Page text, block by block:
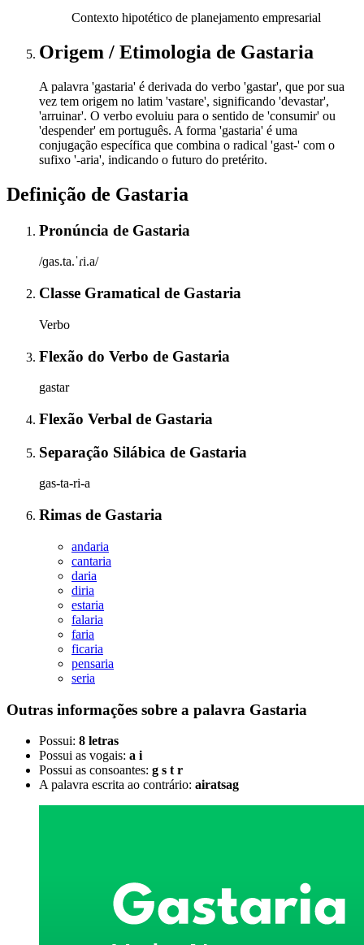
Contexto hipotético de planejamento empresarial
Origem / Etimologia de Gastaria
A palavra 'gastaria' é derivada do verbo 'gastar', que por sua
vez tem origem no latim 'vastare', significando 'devastar',
'arruinar'. O verbo evoluiu para o sentido de 'consumir' ou
'despender' em português. A forma 'gastaria' é uma
conjugação específica que combina o radical 'gast-' com o
sufixo '-aria', indicando o futuro do pretérito.
Definição de Gastaria
Pronúncia de Gastaria
/ɡas.ta.ˈɾi.a/
Classe Gramatical de Gastaria
Verbo
Flexão do Verbo de Gastaria
gastar
Flexão Verbal de Gastaria
Separação Silábica de Gastaria
gas-ta-ri-a
Rimas de Gastaria
andaria
cantaria
daria
diria
estaria
falaria
faria
ficaria
pensaria
seria
Outras informações sobre a palavra Gastaria
Possui: 8 letras
Possui as vogais: a i
Possui as consoantes: g s t r
A palavra escrita ao contrário: airatsag